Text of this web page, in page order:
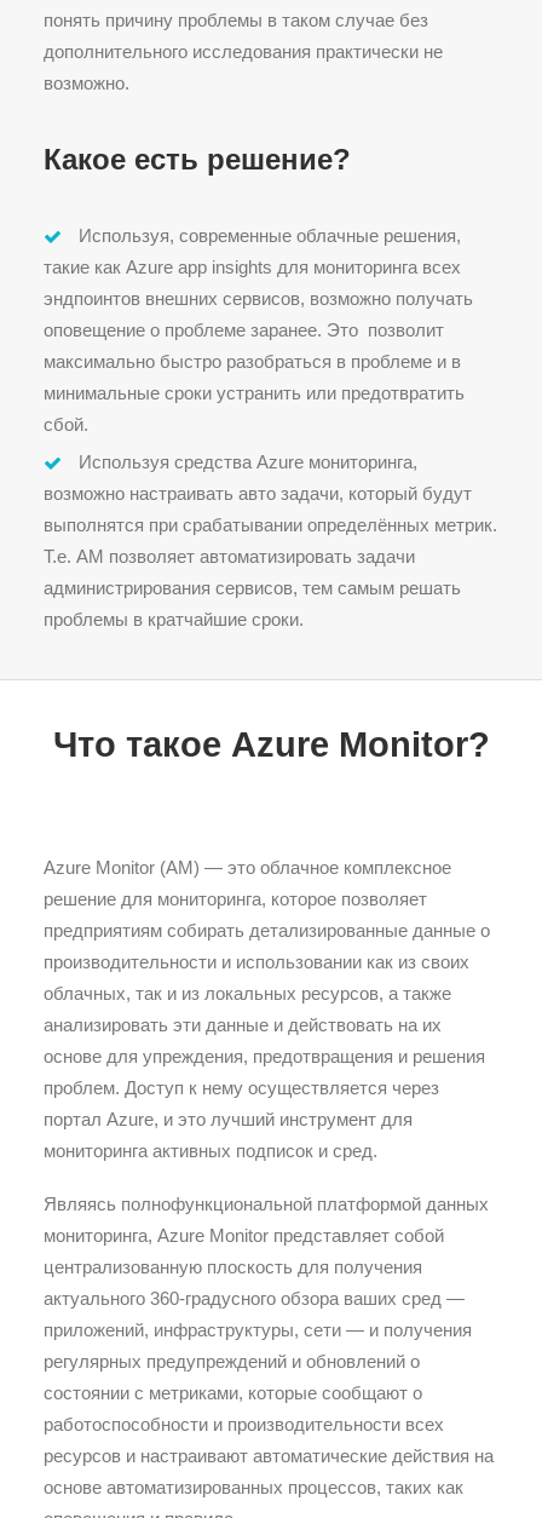
понять причину проблемы в таком случае без
дополнительного исследования практически не
возможно.
Какое есть решение?
Используя, современные облачные решения,
такие как Azure app insights для мониторинга всех
эндпоинтов внешних сервисов, возможно получать
оповещение о проблеме заранее. Это позволит
максимально быстро разобраться в проблеме и в
минимальные сроки устранить или предотвратить
сбой.
Используя средства Azure мониторинга,
возможно настраивать авто задачи, который будут
выполнятся при срабатывании определённых метрик.
Т.е. AM позволяет автоматизировать задачи
администрирования сервисов, тем самым решать
проблемы в кратчайшие сроки.
Что такое Azure Monitor?
Azure Monitor (AM) — это облачное комплексное
решение для мониторинга, которое позволяет
предприятиям собирать детализированные данные о
производительности и использовании как из своих
облачных, так и из локальных ресурсов, а также
анализировать эти данные и действовать на их
основе для упреждения, предотвращения и решения
проблем. Доступ к нему осуществляется через
портал Azure, и это лучший инструмент для
мониторинга активных подписок и сред.
Являясь полнофункциональной платформой данных
мониторинга, Azure Monitor представляет собой
централизованную плоскость для получения
актуального 360-градусного обзора ваших сред —
приложений, инфраструктуры, сети — и получения
регулярных предупреждений и обновлений о
состоянии с метриками, которые сообщают о
работоспособности и производительности всех
ресурсов и настраивают автоматические действия на
основе автоматизированных процессов, таких как